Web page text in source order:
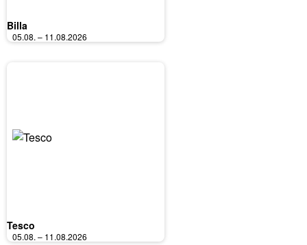
Billa
05.08. – 11.08.2026
Tesco
05.08. – 11.08.2026